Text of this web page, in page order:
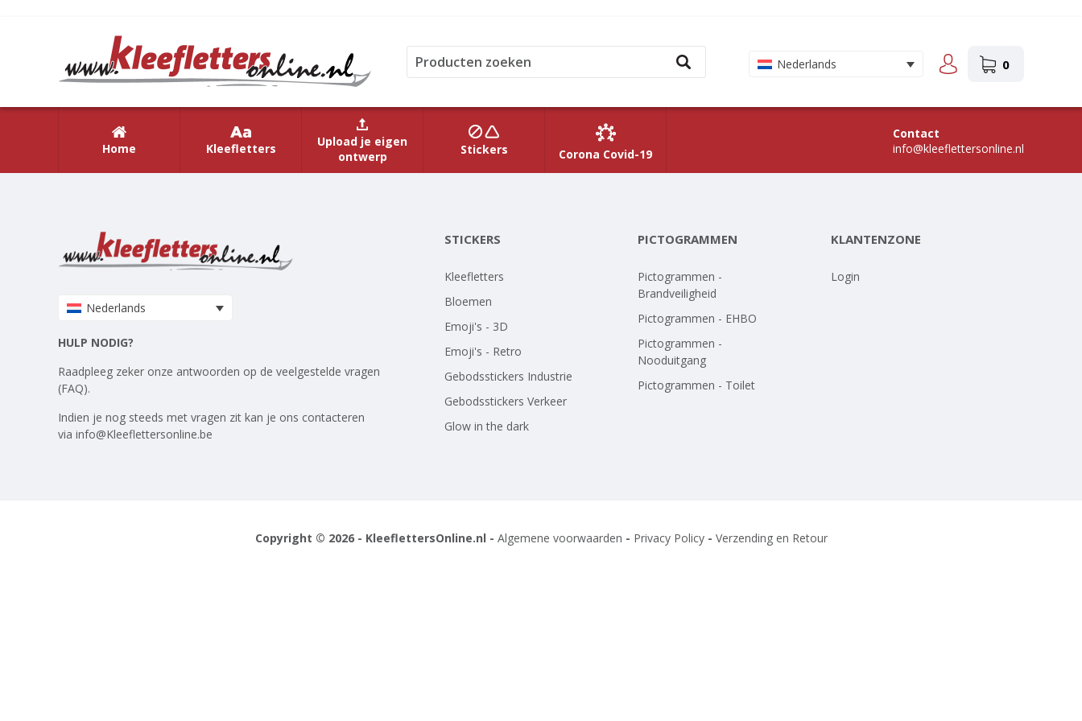
Nederlands 0
Home Kleefletters
Upload je eigen
ontwerp
Stickers Corona Covid-19
Contact
info@kleeflettersonline.nl
Nederlands
HULP NODIG?
Raadpleeg zeker onze antwoorden op de veelgestelde vragen
(FAQ).
Indien je nog steeds met vragen zit kan je ons contacteren
via info@Kleeflettersonline.be
STICKERS
Kleefletters
Bloemen
Emoji's - 3D
Emoji's - Retro
Gebodsstickers Industrie
Gebodsstickers Verkeer
Glow in the dark
PICTOGRAMMEN
Pictogrammen -
Brandveiligheid
Pictogrammen - EHBO
Pictogrammen -
Nooduitgang
Pictogrammen - Toilet
KLANTENZONE
Login
Copyright © 2026 - KleeflettersOnline.nl - Algemene voorwaarden - Privacy Policy- Verzending en Retour